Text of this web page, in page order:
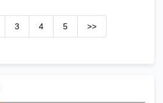
3 4 5 >>